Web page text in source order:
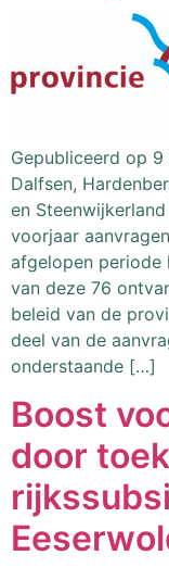
Gepubliceerd op
Dalfsen,
en
voorjaar
afgelopen periode
van deze 76
beleid van de
deel van de
onderstaande […]
Boost
door